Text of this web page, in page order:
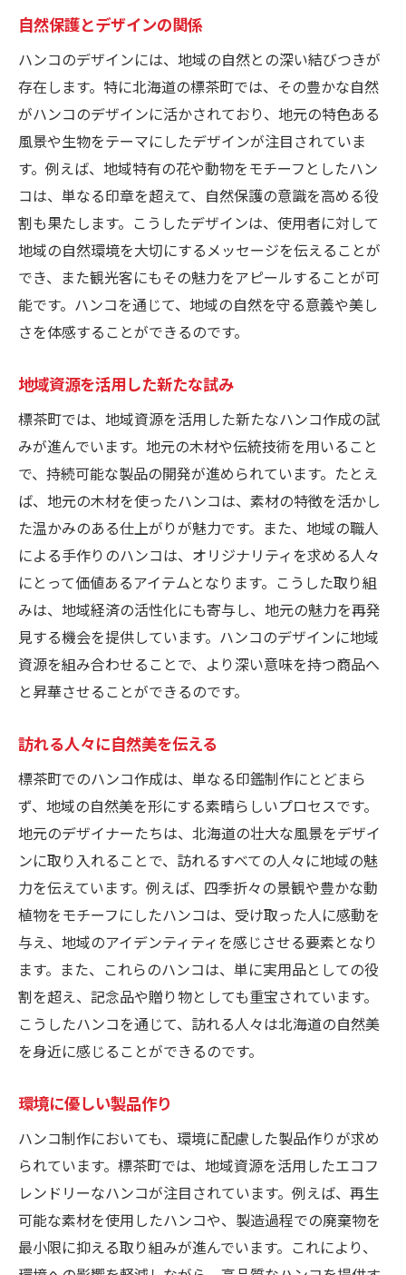
自然保護とデザインの関係
ハンコのデザインには、地域の自然との深い結びつきが
存在します。特に北海道の標茶町では、その豊かな自然
がハンコのデザインに活かされており、地元の特色ある
風景や生物をテーマにしたデザインが注目されていま
す。例えば、地域特有の花や動物をモチーフとしたハン
コは、単なる印章を超えて、自然保護の意識を高める役
割も果たします。こうしたデザインは、使用者に対して
地域の自然環境を大切にするメッセージを伝えることが
でき、また観光客にもその魅力をアピールすることが可
能です。ハンコを通じて、地域の自然を守る意義や美し
さを体感することができるのです。
地域資源を活用した新たな試み
標茶町では、地域資源を活用した新たなハンコ作成の試
みが進んでいます。地元の木材や伝統技術を用いること
で、持続可能な製品の開発が進められています。たとえ
ば、地元の木材を使ったハンコは、素材の特徴を活かし
た温かみのある仕上がりが魅力です。また、地域の職人
による手作りのハンコは、オリジナリティを求める人々
にとって価値あるアイテムとなります。こうした取り組
みは、地域経済の活性化にも寄与し、地元の魅力を再発
見する機会を提供しています。ハンコのデザインに地域
資源を組み合わせることで、より深い意味を持つ商品へ
と昇華させることができるのです。
訪れる人々に自然美を伝える
標茶町でのハンコ作成は、単なる印鑑制作にとどまら
ず、地域の自然美を形にする素晴らしいプロセスです。
地元のデザイナーたちは、北海道の壮大な風景をデザイ
ンに取り入れることで、訪れるすべての人々に地域の魅
力を伝えています。例えば、四季折々の景観や豊かな動
植物をモチーフにしたハンコは、受け取った人に感動を
与え、地域のアイデンティティを感じさせる要素となり
ます。また、これらのハンコは、単に実用品としての役
割を超え、記念品や贈り物としても重宝されています。
こうしたハンコを通じて、訪れる人々は北海道の自然美
を身近に感じることができるのです。
環境に優しい製品作り
ハンコ制作においても、環境に配慮した製品作りが求め
られています。標茶町では、地域資源を活用したエコフ
レンドリーなハンコが注目されています。例えば、再生
可能な素材を使用したハンコや、製造過程での廃棄物を
最小限に抑える取り組みが進んでいます。これにより、